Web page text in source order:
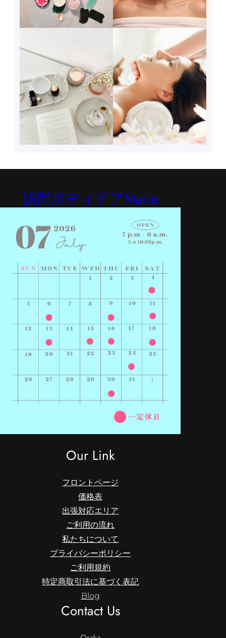
訪問ボディケアMarie
Our Link
フロントページ
価格表
出張対応エリア
ご利用の流れ
私たちについて
プライバシーポリシー
ご利用規約
特定商取引法に基づく表記
Blog
Contact Us